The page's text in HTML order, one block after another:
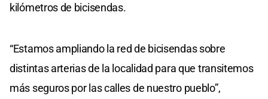
kilómetros de bicisendas.
“Estamos ampliando la red de bicisendas sobre
distintas arterias de la localidad para que transitemos
más seguros por las calles de nuestro pueblo”,